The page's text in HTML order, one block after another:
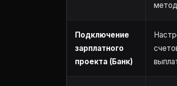
Подключение
зарплатного
проекта (Банк)